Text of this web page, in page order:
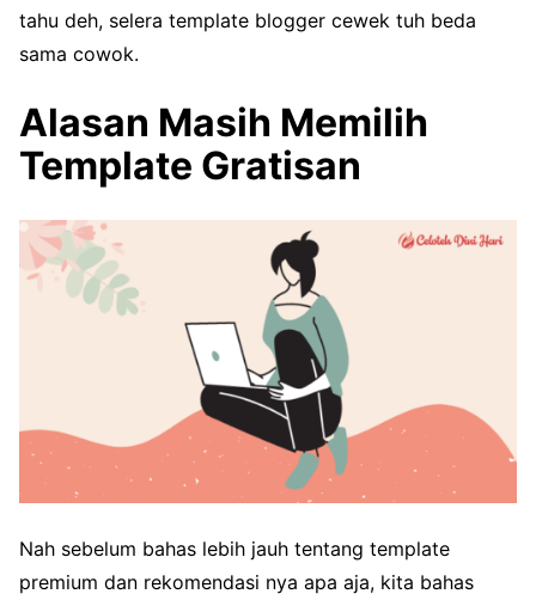
tahu deh, selera template blogger cewek tuh beda
sama cowok.
Alasan Masih Memilih
Template Gratisan
Nah sebelum bahas lebih jauh tentang template
premium dan rekomendasi nya apa aja, kita bahas